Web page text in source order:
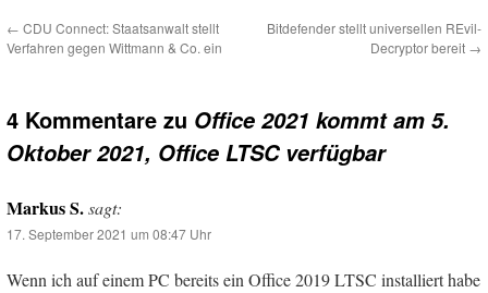
← CDU Connect: Staatsanwalt stellt
Verfahren gegen Wittmann & Co. ein
Bitdefender stellt universellen REvil-
Decryptor bereit →
4 Kommentare zu Office 2021 kommt am 5.
Oktober 2021, Office LTSC verfügbar
Markus S.sagt:
17. September 2021 um 08:47 Uhr
Wenn ich auf einem PC bereits ein Office 2019 LTSC installiert habe